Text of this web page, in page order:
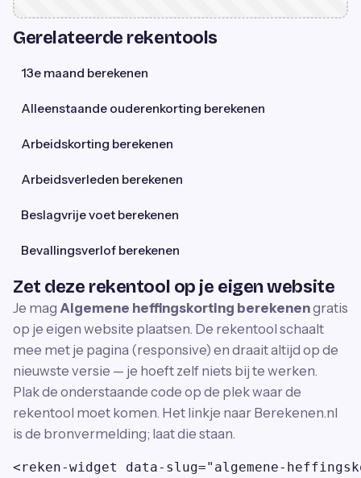
Gerelateerde rekentools
13e maand berekenen
Alleenstaande ouderenkorting berekenen
Arbeidskorting berekenen
Arbeidsverleden berekenen
Beslagvrije voet berekenen
Bevallingsverlof berekenen
Zet deze rekentool op je eigen website
Je mag Algemene heffingskorting berekenengratis
op je eigen website plaatsen. De rekentool schaalt
mee met je pagina (responsive) en draait altijd op de
nieuwste versie — je hoeft zelf niets bij te werken.
Plak de onderstaande code op de plek waar de
rekentool moet komen. Het linkje naar Berekenen.nl
is de bronvermelding; laat die staan.
<reken-widget data-slug="algemene-